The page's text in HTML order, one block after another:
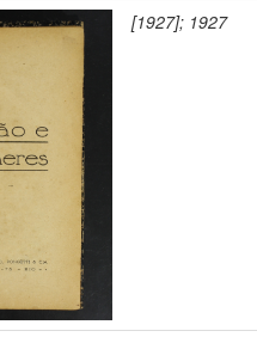
[1927]; 1927